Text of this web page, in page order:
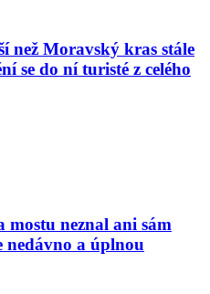
než Moravský kras stále
se do ní turisté z celého
neznal ani sám
nedávno a úplnou